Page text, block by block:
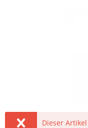
Dieser